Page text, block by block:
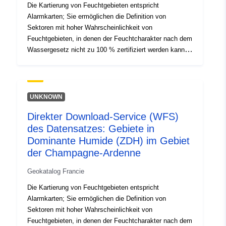
Die Kartierung von Feuchtgebieten entspricht
Alarmkarten; Sie ermöglichen die Definition von
Sektoren mit hoher Wahrscheinlichkeit von
Feuchtgebieten, in denen der Feuchtcharakter nach dem
Wassergesetz nicht zu 100 % zertifiziert werden kann.
Aufmerksamkeit in Bezug auf das übrige Gebiet
erfordern (das natürlich auch Feuchtgebiete, aber in
UNKNOWN
Direkter Download-Service (WFS)
des Datensatzes: Gebiete in
Dominante Humide (ZDH) im Gebiet
der Champagne-Ardenne
Geokatalog Francie
Die Kartierung von Feuchtgebieten entspricht
Alarmkarten; Sie ermöglichen die Definition von
Sektoren mit hoher Wahrscheinlichkeit von
Feuchtgebieten, in denen der Feuchtcharakter nach dem